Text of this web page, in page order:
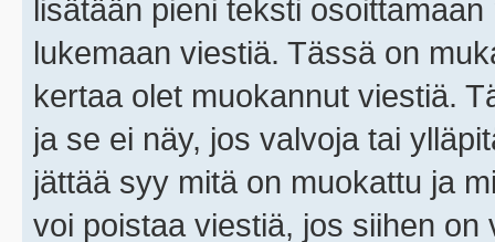
lisätään pieni teksti
lukemaan viestiä. Tässä on
kertaa olet muokannut viestiä.
ja se ei näy, jos valvoja tai
jättää syy mitä on muokattu ja
voi poistaa viestiä, jos siihen on